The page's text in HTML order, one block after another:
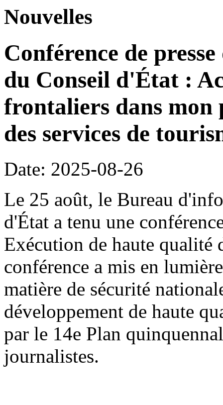
Nouvelles
Conférence de
du Conseil d'État :
frontaliers dans
des services de
Date: 2025-08-26
Le 25 août, le Bureau
d'État a tenu une
Exécution de haute qualité
conférence a mis en
matière de sécurité
développement de haute
par le 14e Plan
journalistes.